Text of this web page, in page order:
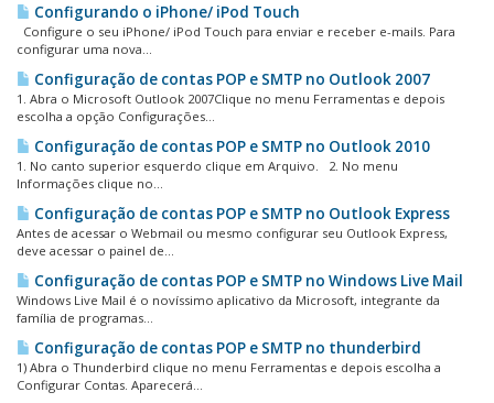
Configurando o iPhone/ iPod Touch
Configure o seu iPhone/ iPod Touch para enviar e receber e-mails. Para
configurar uma nova...
Configuração de contas POP e SMTP no Outlook 2007
1. Abra o Microsoft Outlook 2007Clique no menu Ferramentas e depois
escolha a opção Configurações...
Configuração de contas POP e SMTP no Outlook 2010
1. No canto superior esquerdo clique em Arquivo. 2. No menu
Informações clique no...
Configuração de contas POP e SMTP no Outlook Express
Antes de acessar o Webmail ou mesmo configurar seu Outlook Express,
deve acessar o painel de...
Configuração de contas POP e SMTP no Windows Live Mail
Windows Live Mail é o novíssimo aplicativo da Microsoft, integrante da
família de programas...
Configuração de contas POP e SMTP no thunderbird
1) Abra o Thunderbird clique no menu Ferramentas e depois escolha a
Configurar Contas. Aparecerá...